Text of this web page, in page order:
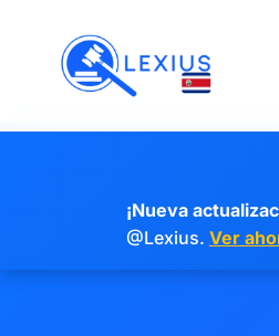
¡Nueva
@Lexius. Ver